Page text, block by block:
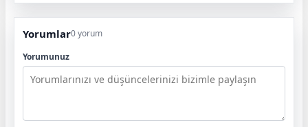
Yorumlar0 yorum
Yorumunuz